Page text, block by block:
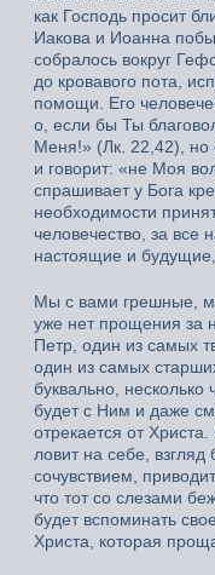
как Господь просит
Иакова и Иоанна
собралось вокруг
до кровавого пота,
помощи. Его
о, если бы Ты
Меня!» (Лк. 22,42), но
и говорит: «не Моя
спрашивает у Бога
необходимости
человечество, за все
настоящие и будущие,
Мы с вами грешные,
уже нет прощения за
Петр, один из самых
один из самых
буквально, несколько
будет с Ним и даже
отрекается от
ловит на себе,
сочувствием,
что тот со слезами
будет вспоминать
Христа, которая